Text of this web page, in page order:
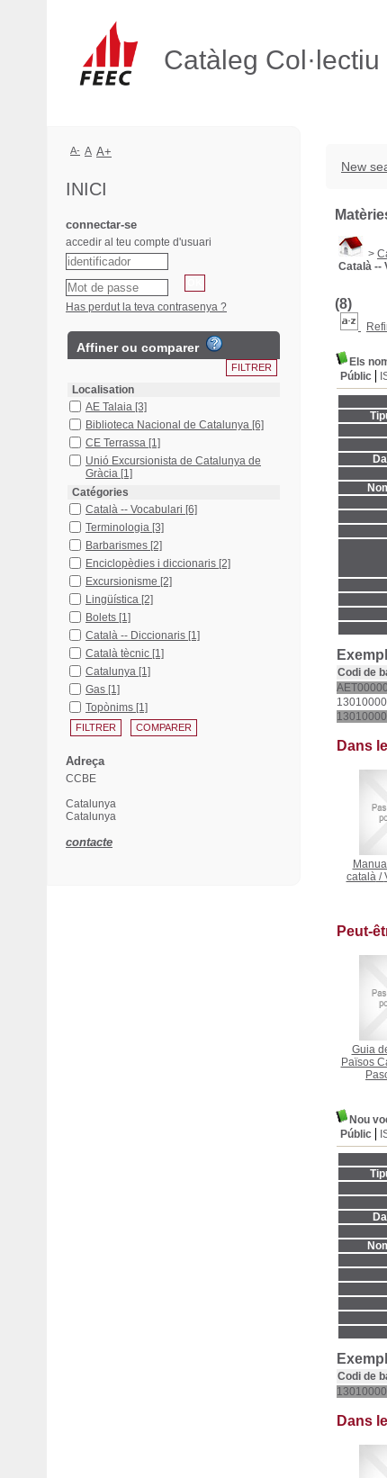
Catàleg
New
>
Català --
(8)
Els
Públic
Codi de
Dans
català/
Peut-
Guia
Països
Nou
Públic
Codi de
Dans
A- A A+
INICI
connectar-se
accedir al teu compte d'usuari
Has perdut la teva contrasenya ?
Affiner ou comparer
Localisation
AE Talaia [3]
Biblioteca Nacional de Catalunya [6]
CE Terrassa [1]
Unió Excursionista de Catalunya de
Gràcia [1]
Catégories
Català -- Vocabulari [6]
Terminologia [3]
Barbarismes [2]
Enciclopèdies i diccionaris [2]
Excursionisme [2]
Lingüística [2]
Bolets [1]
Català -- Diccionaris [1]
Català tècnic [1]
Catalunya [1]
Gas [1]
Topònims [1]
Adreça
CCBE
Catalunya
Catalunya
contacte